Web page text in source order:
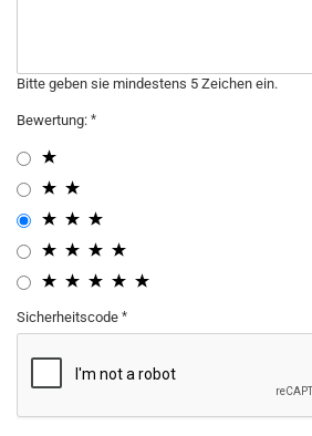
Bitte geben sie mindestens 5 Zeichen ein.
Bewertung:
Sicherheitscode